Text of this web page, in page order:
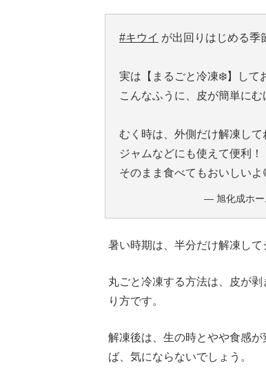
#キウイ が出回りはじめる季
実は【まるごと冷凍❄️】して
こんなふうに、皮が簡単にむ
むく時は、外側だけ解凍し
ジャムなどにも使えて便利！
そのまま食べてもおいしいよ
— 旭化成ホー
暑い時期は、半分だけ解凍し
丸ごと冷凍する方法は、皮が
り方です。
解凍後は、生の時とやや食感
ば、気にならないでしょう。